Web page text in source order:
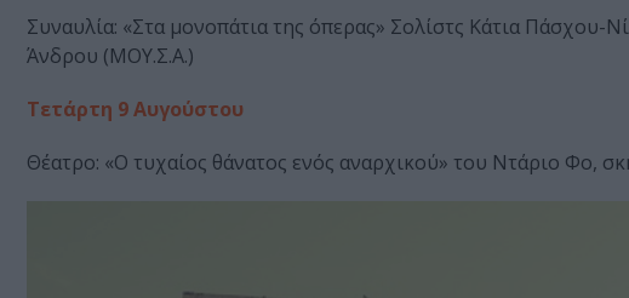
Συναυλία: «Στα μονοπάτια της όπερας» Σολίστς Κάτια
Άνδρου (ΜΟΥ.Σ.Α.)
Τετάρτη 9 Αυγούστου
Θέατρο: «Ο τυχαίος θάνατος ενός αναρχικού» του Ντάριο Φο,